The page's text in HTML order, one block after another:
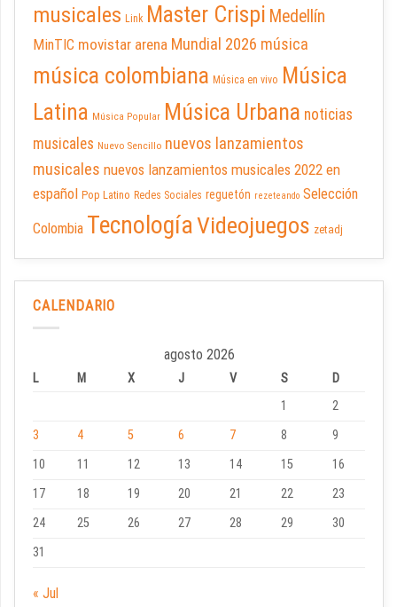
musicales Link Master Crispi Medellín
MinTIC movistar arena Mundial 2026 música
música colombiana Música en vivo Música
Latina Música Popular Música Urbana noticias
musicales Nuevo Sencillo nuevos lanzamientos
musicales nuevos lanzamientos musicales 2022 en
español Pop Latino Redes Sociales reguetón rezeteando Selección
Colombia TecnologíaVideojuegos zetadj
CALENDARIO
agosto 2026
L M X J V S
D
1
2
3
4 5 6 7 8
9
10
11 12 13 14 15
16
17
18 19 20 21 22
23
24
25 26 27 28 29
30
31
« Jul